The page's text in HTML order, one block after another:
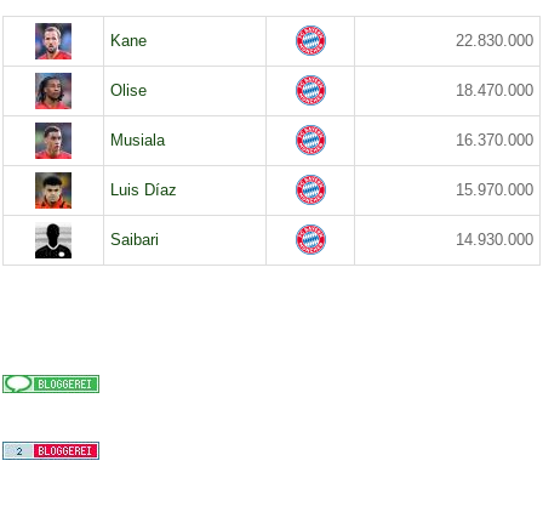
Kane 22.830.000
Olise 18.470.000
Musiala 16.370.000
Luis Díaz 15.970.000
Saibari 14.930.000